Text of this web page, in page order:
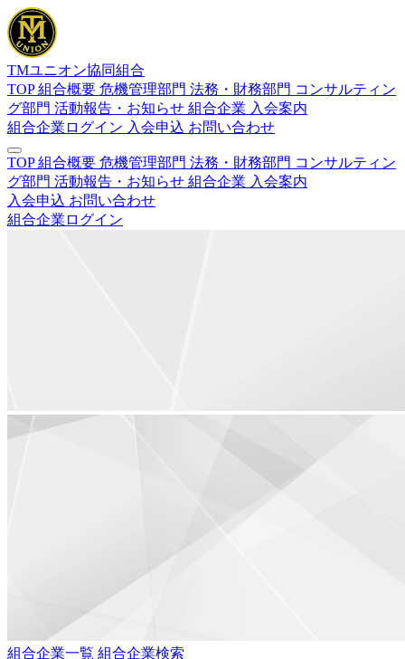
TMユニオン協同組合
TOP組合概要 危機管理部門 法務・財務部門 コンサルティン
グ部門 活動報告・お知らせ 組合企業 入会案内
組合企業ログイン 入会申込 お問い合わせ
TOP組合概要 危機管理部門 法務・財務部門 コンサルティン
グ部門 活動報告・お知らせ 組合企業 入会案内
入会申込 お問い合わせ
組合企業ログイン
組合企業一覧 組合企業検索